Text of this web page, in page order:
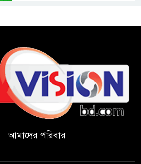
চকরিয়ায় ফাঁসিয়াখালী সরকারি
প্রাথমিক বিদ্যালয়ের ম্যানেজিং
কমিটির সভাপতি নির্বাচিত মো.
জুলাই আন্দোলন হয়েছিল
ফ্যাসিবাদী সমাজব্যবস্থার
আমাদের পরিবার